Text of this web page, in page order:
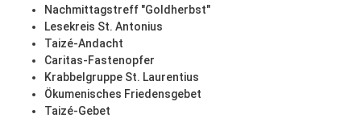
Nachmittagstreff "Goldherbst"
Lesekreis St. Antonius
Taizé-Andacht
Caritas-Fastenopfer
Krabbelgruppe St. Laurentius
Ökumenisches Friedensgebet
Taizé-Gebet